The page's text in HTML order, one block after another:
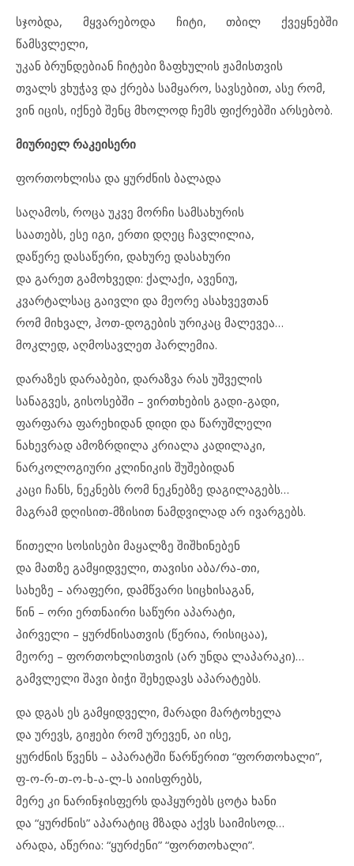
სჯობდა, მყვარებოდა ჩიტი, თბილ ქვეყნებში
წამსვლელი,
უკან ბრუნდებიან ჩიტები ზაფხულის ჟამისთვის
თვალს ვხუჭავ და ქრება სამყარო, სავსებით, ასე რომ,
ვინ იცის, იქნებ შენც მხოლოდ ჩემს ფიქრებში არსებობ.
მიურიელ რაკეისერი
ფორთოხლისა და ყურძნის ბალადა
საღამოს, როცა უკვე მორჩი სამსახურის
საათებს, ესე იგი, ერთი დღეც ჩავლილია,
დაწერე დასაწერი, დახურე დასახური
და გარეთ გამოხვედი: ქალაქი, ავენიუ,
კვარტალსაც გაივლი და მეორე ასახვევთან
რომ მიხვალ, ჰოთ-დოგების ურიკაც მალევეა…
მოკლედ, აღმოსავლეთ ჰარლემია.
დარაზეს დარაბები, დარაზვა რას უშველის
სანაგვეს, გისოსებში – ვირთხების გადი-გადი,
ფარფარა ფარეხიდან დიდი და წარუშლელი
ნახევრად ამოზრდილა კრიალა კადილაკი,
ნარკოლოგიური კლინიკის შუშებიდან
კაცი ჩანს, ნეკნებს რომ ნეკნებზე დაგილაგებს…
მაგრამ დღისით-მზისით ნამდვილად არ ივარგებს.
წითელი სოსისები მაყალზე შიშხინებენ
და მათზე გამყიდველი, თავისი აბა/რა-თი,
სახეზე – არაფერი, დამწვარი სიცხისაგან,
წინ – ორი ერთნაირი საწური აპარატი,
პირველი – ყურძნისათვის (წერია, რისიცაა),
მეორე – ფორთოხლისთვის (არ უნდა ლაპარაკი)…
გამვლელი შავი ბიჭი შეხედავს აპარატებს.
და დგას ეს გამყიდველი, მარადი მარტოხელა
და ურევს, გიჟები რომ ურევენ, აი ისე,
ყურძნის წვენს – აპარატში წარწერით “ფორთოხალი”,
ფ-ო-რ-თ-ო-ხ-ა-ლ-ს აიისფრებს,
მერე კი ნარინჯისფერს დაჰყურებს ცოტა ხანი
და “ყურძნის” აპარატიც მზადა აქვს საიმისოდ…
არადა, აწერია: “ყურძენი” “ფორთოხალი”.